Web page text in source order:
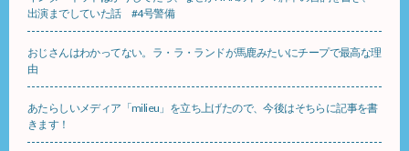
出演までしていた話 #4号警備
おじさんはわかってない。ラ・ラ・ランドが馬鹿みたいにチープで最高な理
由
あたらしいメディア「milieu」を立ち上げたので、今後はそちらに記事を書
きます！